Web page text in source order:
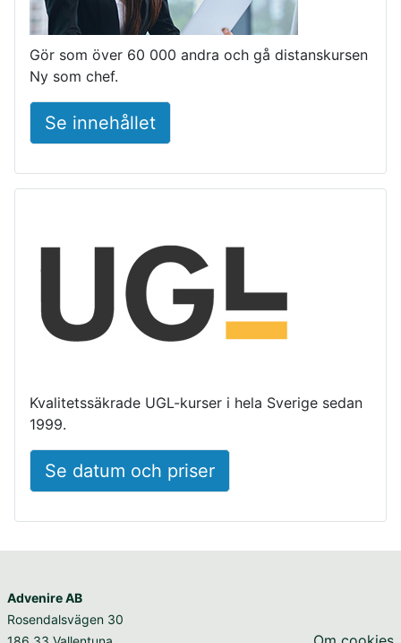
Gör som över 60 000 andra och gå distanskursen
Ny som chef.
Se innehållet
Kvalitetssäkrade UGL-kurser i hela Sverige sedan
1999.
Se datum och priser
Advenire AB
Rosendalsvägen 30